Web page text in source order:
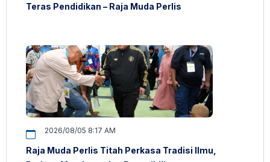
Teras Pendidikan – Raja Muda Perlis
2026/08/05 8:17 AM
Raja Muda Perlis Titah Perkasa Tradisi Ilmu,